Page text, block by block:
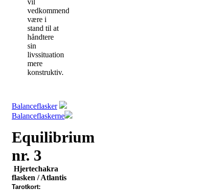
vil
vedkommende
være i
stand til at
håndtere
sin
livssituation
mere
konstruktiv.
Balanceflasker
Balanceflaskerne
Equilibrium
nr. 3
Hjertechakra
flasken / Atlantis
Tarotkort: